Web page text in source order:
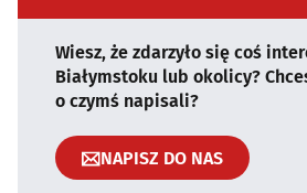
Wiesz, że zdarzyło się coś
Białymstoku lub okolicy?
o czymś napisali?
NAPISZ DO NAS